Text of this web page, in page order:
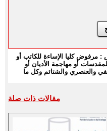
كليا الإساءة للكاتب أو
أو مهاجمة الأديان أو
والعنصري والشتائم وكل ما
مقالات ذات صلة